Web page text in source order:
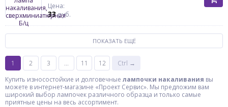
Цена:
33руб.
ПОКАЗАТЬ ЕЩЁ
1 2 3 ... 11 12
Ctrl →
Купить износостойкие и долговечные лампочки накаливания вы
можете в интернет-магазине «Проект Сервис». Мы предложим вам
широкий выбор лампочек различного образца и только самые
приятные цены на весь ассортимент.